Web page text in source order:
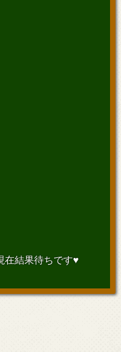
在結果待ちです♥